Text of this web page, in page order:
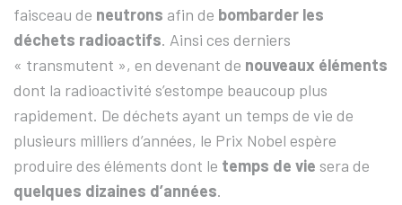
faisceau de neutrons afin de bombarder les
déchets radioactifs. Ainsi ces derniers
« transmutent », en devenant de nouveaux éléments
dont la radioactivité s’estompe beaucoup plus
rapidement. De déchets ayant un temps de vie de
plusieurs milliers d’années, le Prix Nobel espère
produire des éléments dont le temps de vie sera de
quelques dizaines d’années.